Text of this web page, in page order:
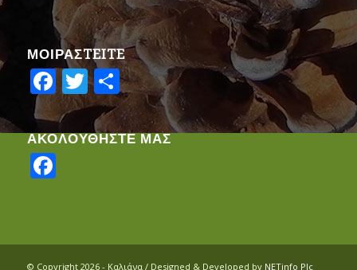
ΜΟΙΡΑΣTEITE
Facebook
Twitter
Share
ΑΚΟΛΟΥΘΗΣΤΕ ΜΑΣ
Facebook
© Copyright 2026 - Καλιάνα / Designed & Developed by NETinfo Plc